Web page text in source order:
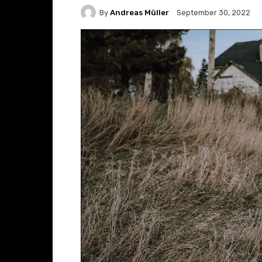
By Andreas Müller September 30, 2022